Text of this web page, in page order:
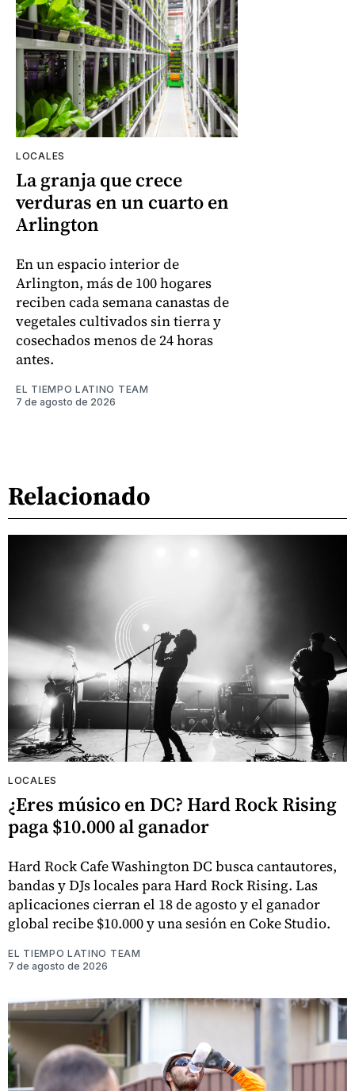
LOCALES
La granja que crece
verduras en un cuarto en
Arlington
En un espacio interior de
Arlington, más de 100 hogares
reciben cada semana canastas de
vegetales cultivados sin tierra y
cosechados menos de 24 horas
antes.
EL TIEMPO LATINO TEAM
7 de agosto de 2026
Relacionado
LOCALES
¿Eres músico en DC? Hard Rock Rising
paga $10.000 al ganador
Hard Rock Cafe Washington DC busca cantautores,
bandas y DJs locales para Hard Rock Rising. Las
aplicaciones cierran el 18 de agosto y el ganador
global recibe $10.000 y una sesión en Coke Studio.
EL TIEMPO LATINO TEAM
7 de agosto de 2026